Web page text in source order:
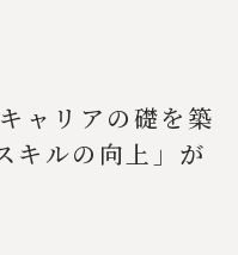
ャリアの礎を築
キルの向上」が